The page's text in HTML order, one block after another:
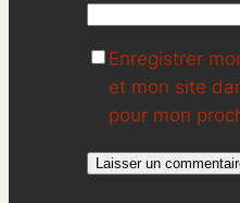
Enregistrer
et mon site
pour mon